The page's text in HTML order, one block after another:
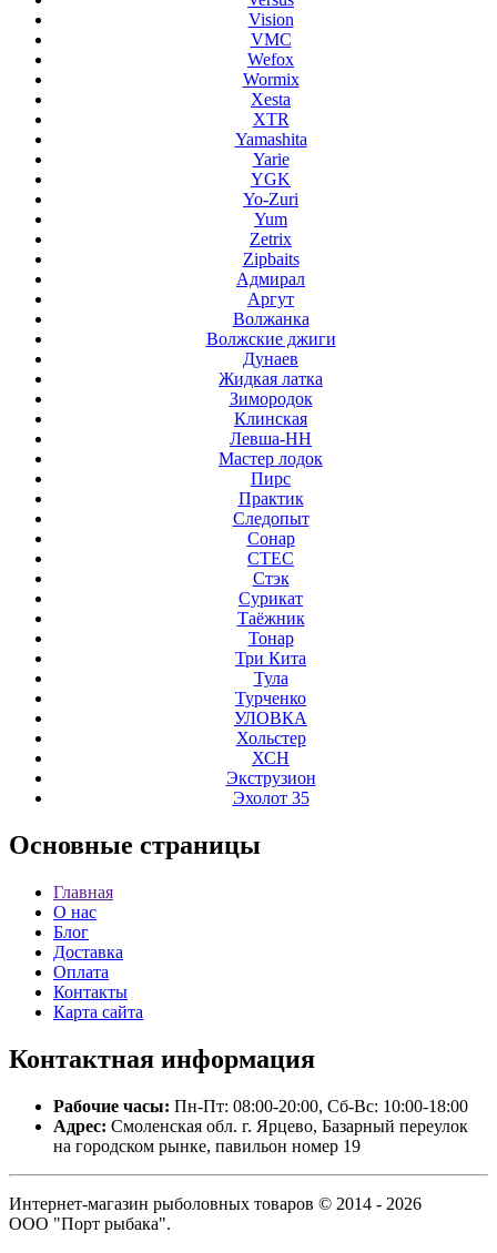
Vision
VMC
Wefox
Wormix
Xesta
XTR
Yamashita
Yarie
YGK
Yo-Zuri
Yum
Zetrix
Zipbaits
Адмирал
Аргут
Волжанка
Волжские джиги
Дунаев
Жидкая латка
Зимородок
Клинская
Левша-НН
Мастер лодок
Пирс
Практик
Следопыт
Сонар
СТЕС
Стэк
Сурикат
Таёжник
Тонар
Три Кита
Тула
Турченко
УЛОВКА
Хольстер
ХСН
Экструзион
Эхолот 35
Основные страницы
Главная
О нас
Блог
Доставка
Оплата
Контакты
Карта сайта
Контактная информация
Рабочие часы: Пн-Пт: 08:00-20:00, Сб-Вс: 10:00-18:00
Адрес: Смоленская обл. г. Ярцево, Базарный переулок
на городском рынке, павильон номер 19
Интернет-магазин рыболовных товаров © 2014 - 2026
ООО "Порт рыбака".